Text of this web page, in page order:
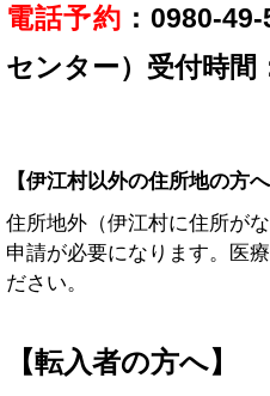
電話予約 ：0980-
センター）受付時間
【伊江村以外の住所地の方へ
住所地外（伊江村に住所が
申請が必要になります。医
ださい。
【転入者の方へ】